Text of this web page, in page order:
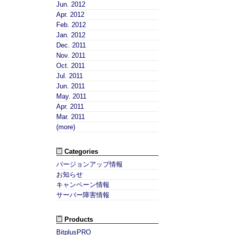
Jun. 2012
Apr. 2012
Feb. 2012
Jan. 2012
Dec. 2011
Nov. 2011
Oct. 2011
Jul. 2011
Jun. 2011
May. 2011
Apr. 2011
Mar. 2011
(more)
Categories
バージョンアップ情報
お知らせ
キャンペーン情報
サーバー障害情報
Products
BitplusPRO